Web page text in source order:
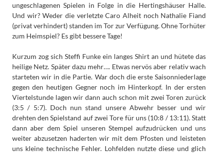
ungeschlagenen Spielen in Folge in die Hertingshäuser Halle.
Und wir? Weder die verletzte Caro Alheit noch Nathalie Fiand
(privat verhindert) standen im Tor zur Verfügung. Ohne Torhüter
zum Heimspiel? Es gibt bessere Tage!
Kurzum zog sich Steffi Funke ein langes Shirt an und hütete das
heilige Netz. Später dazu mehr…. Etwas nervös aber relativ wach
starteten wir in die Partie. War doch die erste Saisonniederlage
gegen den heutigen Gegner noch im Hinterkopf. In der ersten
Viertelstunde lagen wir dann auch schon mit zwei Toren zurück
(3:5 / 5:7). Doch nun stand unsere Abwehr besser und wir
drehten den Spielstand auf zwei Tore für uns (10:8 / 13:11). Statt
dann aber dem Spiel unseren Stempel aufzudrücken und uns
weiter abzusetzen haderten wir mit dem Pfosten und leisteten
uns kleine technische Fehler. Lohfelden nutzte diese und glich